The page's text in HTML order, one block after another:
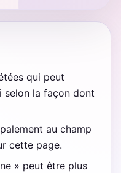
qui peut
selon la façon dont
au champ
cette page.
» peut être plus